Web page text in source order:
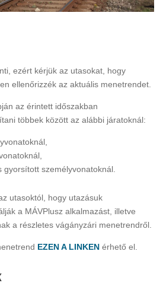
ezért kérjük az utasokat, hogy
ellenőrizzék az aktuális menetrendet.
az érintett időszakban
többek között az alábbi járatoknál:
gyorsított személyvonatoknál.
utasoktól, hogy utazásuk
a MÁVPlusz alkalmazást, illetve
a részletes vágányzári menetrendről.
EZEN A LINKEN érhető el.